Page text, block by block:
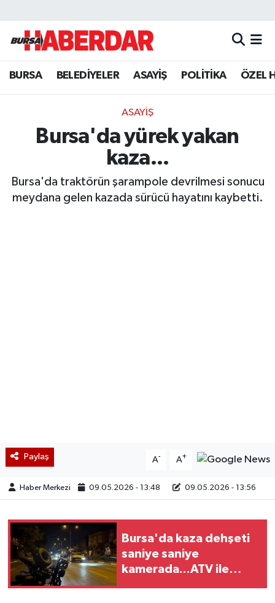
BURSA BELEDİYELER ASAYİŞ POLİTİKA ÖZEL
ASAYİŞ
Bursa'da yürek yakan
kaza...
Bursa'da traktörün şarampole devrilmesi sonucu
meydana gelen kazada sürücü hayatını kaybetti.
Paylaş A- A+
Haber Merkezi 09.05.2026 - 13:48 09.05.2026 - 13:56
Bursa'da kaza dehşeti
saniye saniye
kamerada...ATV ile
Hava Durumu
Trafik Durumu
Süper Lig Puan Durumu ve Fikstür
Tüm Manşetler
Haber Arşivi